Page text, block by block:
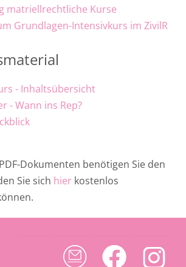
matriellrechtliche Kurse
Grundlagen-Intensivkurs im ZivilR
- Inhaltsübersicht
- Wann ins Rep?
Dokumenten benötigen Sie den
Sie sich hier kostenlos